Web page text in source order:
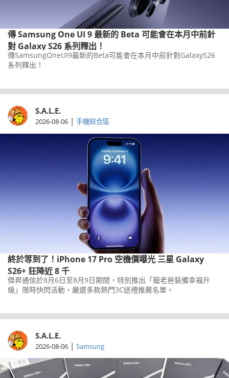
傳 Samsung One UI 9 最新的 Beta 可能會在本月中前針
對 Galaxy S26 系列釋出！
傳SamsungOneUI9最新的Beta可能會在本月中前針對GalaxyS26
系列釋出！
S.A.L.E.
2026-08-06 | 手機綜合區
終於等到了！iPhone 17 Pro 空機價曝光 三星 Galaxy
S26+ 狂降近 8 千
傑昇通信於8月6日至8月9日期間，特別推出「寵老爸裝備幸福升
級」限時快閃活動，嚴選多款熱門3C送禮推薦名單。
S.A.L.E.
2026-08-06 | Samsung